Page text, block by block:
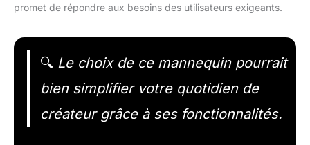
promet de répondre aux besoins des utilisateurs exigeants.
🔍 Le choix de ce mannequin pourrait
bien simplifier votre quotidien de
créateur grâce à ses fonctionnalités.